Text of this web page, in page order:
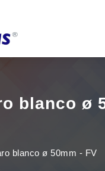
blanco ø
blanco ø 50mm - FV